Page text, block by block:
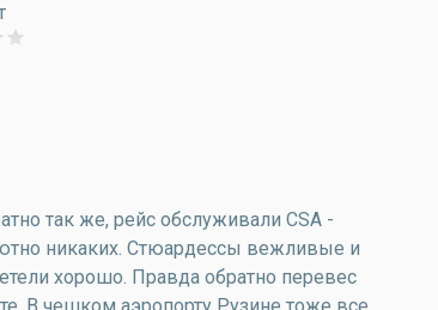
так же, рейс обслуживали CSA -
никаких. Стюардессы вежливые и
хорошо. Правда обратно перевес